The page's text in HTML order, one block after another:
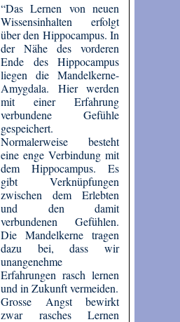
“Das Lernen von neuen
Wissensinhalten erfolgt
über den Hippocampus. In
der Nähe des vorderen
Ende des Hippocampus
liegen die Mandelkerne-
Amygdala. Hier werden
mit einer Erfahrung
verbundene Gefühle
gespeichert.
Normalerweise besteht
eine enge Verbindung mit
dem Hippocampus. Es
gibt Verknüpfungen
zwischen dem Erlebten
und den damit
verbundenen Gefühlen.
Die Mandelkerne tragen
dazu bei, dass wir
unangenehme
Erfahrungen rasch lernen
und in Zukunft vermeiden.
Grosse Angst bewirkt
zwar rasches Lernen